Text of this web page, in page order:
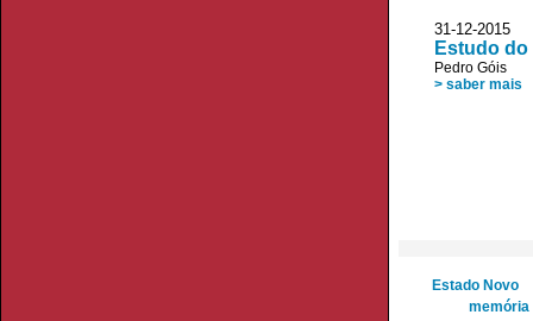
31-12-
Estudo
Pedro Góis
> saber mais
Estado Novo
memória